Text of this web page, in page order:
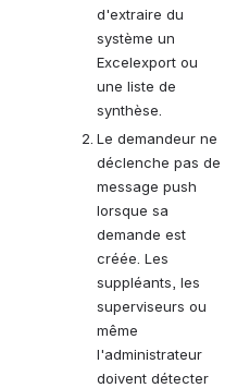
d'extraire du
système un
Excelexport ou
une liste de
synthèse.
Le demandeur ne
déclenche pas de
message push
lorsque sa
demande est
créée. Les
suppléants, les
superviseurs ou
même
l'administrateur
doivent détecter